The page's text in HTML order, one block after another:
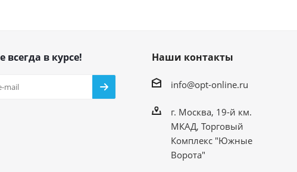
всегда в курсе! Наши контакты
info@opt-online.ru
г. Москва, 19-й км.
МКАД, Торговый
Комплекс "Южные
Ворота"